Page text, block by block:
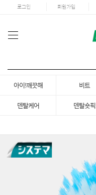
로그인 회원가입
아이!깨끗해 비트
덴탈케어
덴탈숏픽